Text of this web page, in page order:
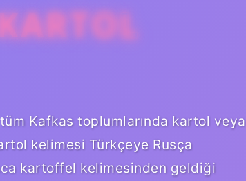
Kafkas toplumlarında kartol veya
kelimesi Türkçeye Rusça
kartoffel kelimesinden geldiği